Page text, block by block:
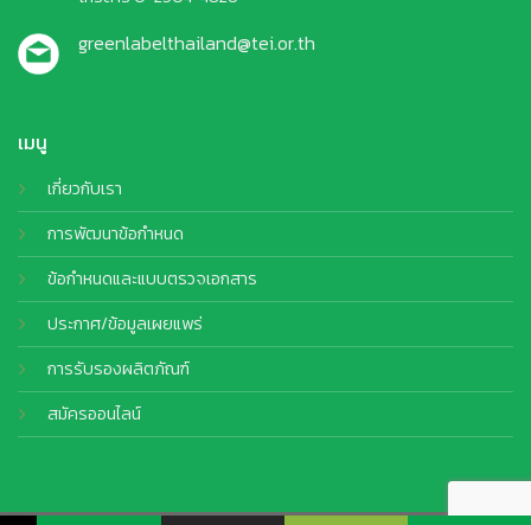
เมนู
เกี่ยวกับเรา
การพัฒนาข้อกำหนด
ข้อกำหนดและแบบตรวจเอกสาร
ประกาศ/ข้อมูลเผยแพร่
การรับรองผลิตภัณฑ์
สมัครออนไลน์
greenlabelthailand@tei.or.th